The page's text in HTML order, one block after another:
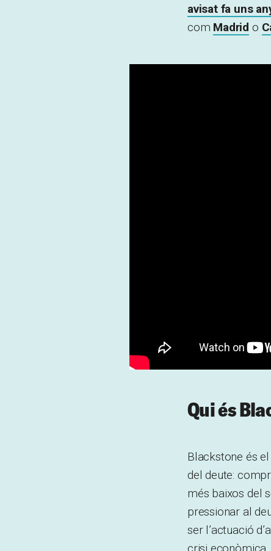
avisat fa uns
com Madrid o
Qui és
Blackstone és
del deute:
més baixos del
pressionar al
ser l’actuació